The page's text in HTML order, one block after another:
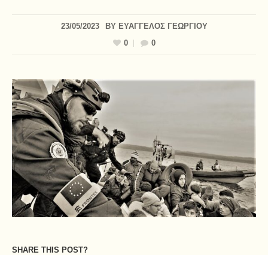
23/05/2023 BY ΕΥΑΓΓΕΛΟΣ ΓΕΩΡΓΙΟΥ
0
0
SHARE THIS POST?